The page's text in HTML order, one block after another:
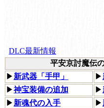
DLC最新情報
平安京討魔伝
▶ 新武器「手甲」 ▶
▶神宝装備の追加 ▶
▶ 新魂代の入手 ▶